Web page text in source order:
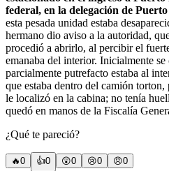
federal, en la delegación de
esta pesada unidad estaba
hermano dio aviso a la autoridad,
procedió a abrirlo, al percibir el
emanaba del interior. Inicialmente
parcialmente putrefacto estaba al
que estaba dentro del camión
le localizó en la cabina; no tenía
quedó en manos de la Fiscalía
¿Qué te pareció?
🔥0 👍0 😲0 😢0 😠0